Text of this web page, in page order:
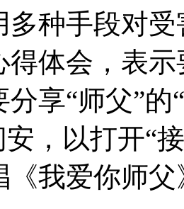
多种手段对
得体会，表
享“师父”的
安，以打开“
《我爱你师父